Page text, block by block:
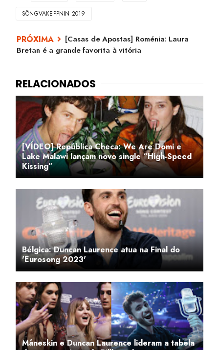
SÖNGVAKEPPNIN 2019
[Casas de Apostas] Roménia: Laura
Bretan é a grande favorita à vitória
[VÍDEO] República Checa: We Are Domi e
Lake Malawi lançam novo single “High-Speed
Kissing”
Bélgica: Duncan Laurence atua na Final do
'Eurosong 2023'
Måneskin e Duncan Laurence lideram a tabela